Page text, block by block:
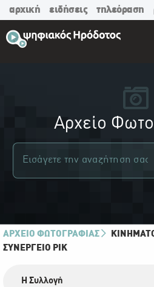
αρχική ειδήσεις τηλεόραση
Αρχείο
ΑΡΧΕΙΟ ΦΩΤΟΓΡΑΦΙΑΣ
ΣΥΝΕΡΓΕΊΟ ΡΙΚ
Η Συλλογή